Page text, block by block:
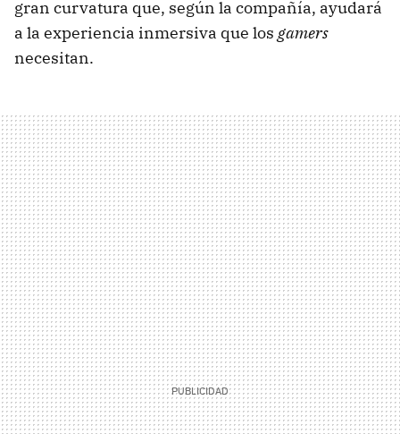
gran curvatura que, según la compañía, ayudará
a la experiencia inmersiva que los gamers
necesitan.